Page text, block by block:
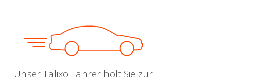
Unser Talixo Fahrer holt Sie zur